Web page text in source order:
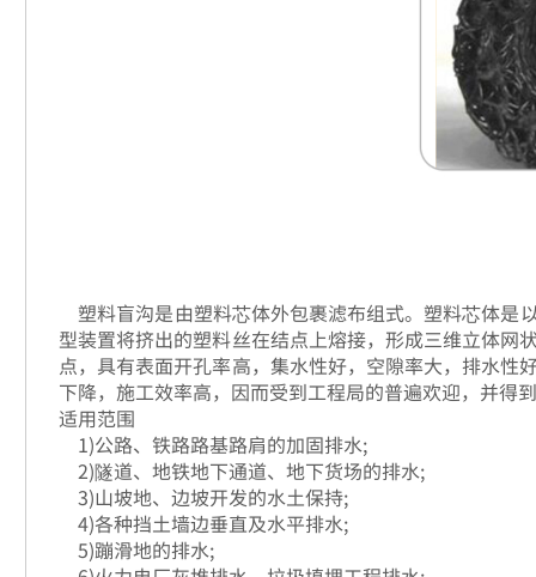
塑料盲沟是由塑料芯体外包裹滤布组式。塑料芯体是
型装置将挤出的塑料丝在结点上熔接，形成三维立体
点，具有表面开孔率高，集水性好，空隙率大，排水
下降，施工效率高，因而受到工程局的普遍欢迎，并得
适用范围
1)公路、铁路路基路肩的加固排水;
2)隧道、地铁地下通道、地下货场的排水;
3)山坡地、边坡开发的水土保持;
4)各种挡土墙边垂直及水平排水;
5)蹦滑地的排水;